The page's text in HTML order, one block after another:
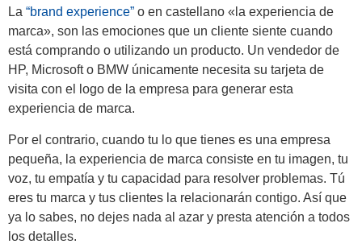
La “brand experience” o en castellano «la experiencia de
marca», son las emociones que un cliente siente cuando
está comprando o utilizando un producto. Un vendedor de
HP, Microsoft o BMW únicamente necesita su tarjeta de
visita con el logo de la empresa para generar esta
experiencia de marca.
Por el contrario, cuando tu lo que tienes es una empresa
pequeña, la experiencia de marca consiste en tu imagen, tu
voz, tu empatía y tu capacidad para resolver problemas. Tú
eres tu marca y tus clientes la relacionarán contigo. Así que
ya lo sabes, no dejes nada al azar y presta atención a todos
los detalles.